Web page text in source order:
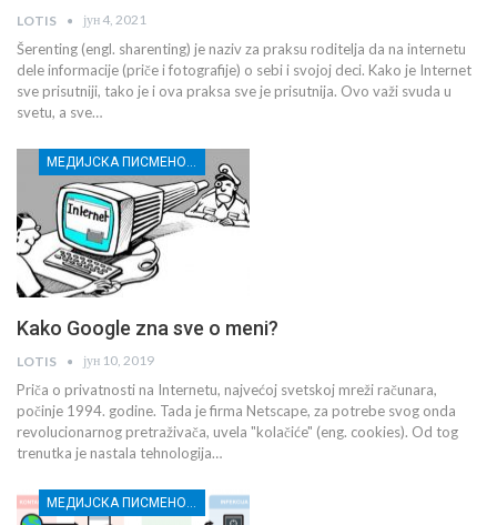
LOTIS јун 4, 2021
Šerenting (engl. sharenting) je naziv za praksu roditelja da na internetu
dele informacije (priče i fotografije) o sebi i svojoj deci. Kako je Internet
sve prisutniji, tako je i ova praksa sve je prisutnija. Ovo važi svuda u
svetu, a sve…
МЕДИЈСКА ПИСМЕНОСТ МЛАДИХ
Kako Google zna sve o meni?
LOTIS јун 10, 2019
Priča o privatnosti na Internetu, najvećoj svetskoj mreži računara,
počinje 1994. godine. Tada je firma Netscape, za potrebe svog onda
revolucionarnog pretraživača, uvela "kolačiće" (eng. cookies). Od tog
trenutka je nastala tehnologija…
МЕДИЈСКА ПИСМЕНОСТ МЛАДИХ